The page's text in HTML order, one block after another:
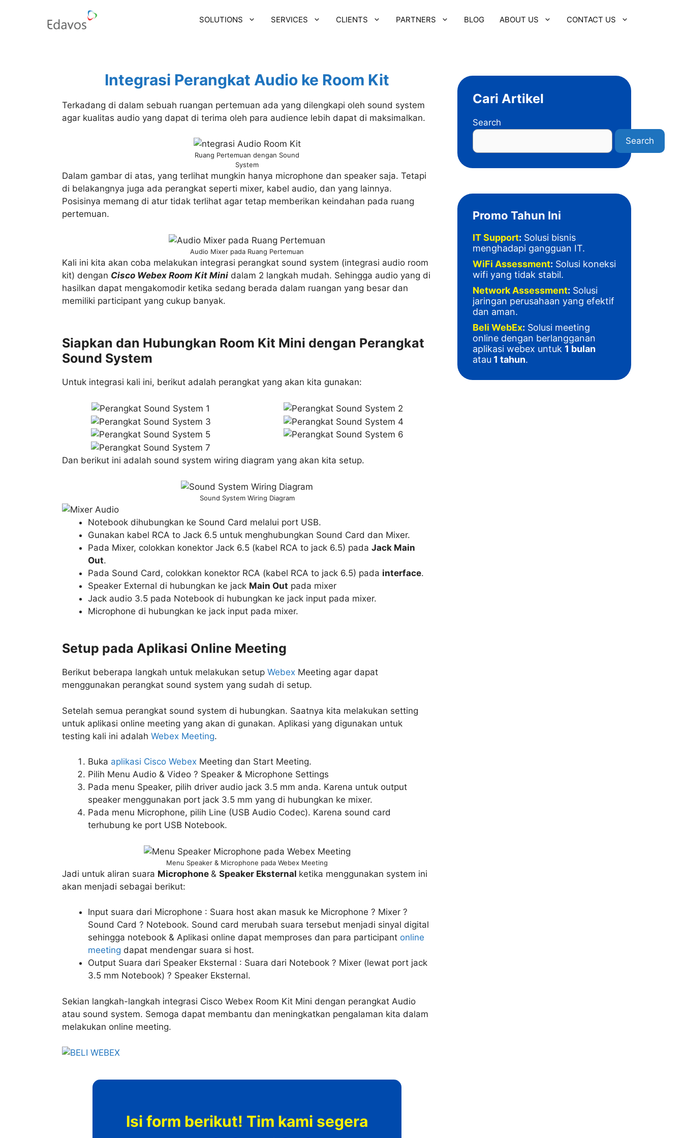
SOLUTIONS SERVICES CLIENTS PARTNERS BLOG ABOUT US CONTACT US
Integrasi Perangkat Audio ke Room Kit
Terkadang di dalam sebuah ruangan pertemuan ada yang dilengkapi oleh sound system
agar kualitas audio yang dapat di terima oleh para audience lebih dapat di maksimalkan.
Ruang Pertemuan dengan Sound
System
Dalam gambar di atas, yang terlihat mungkin hanya microphone dan speaker saja. Tetapi
di belakangnya juga ada perangkat seperti mixer, kabel audio, dan yang lainnya.
Posisinya memang di atur tidak terlihat agar tetap memberikan keindahan pada ruang
pertemuan.
Audio Mixer pada Ruang Pertemuan
Kali ini kita akan coba melakukan integrasi perangkat sound system (integrasi audio room
kit) dengan Cisco Webex Room Kit Mini dalam 2 langkah mudah. Sehingga audio yang di
hasilkan dapat mengakomodir ketika sedang berada dalam ruangan yang besar dan
memiliki participant yang cukup banyak.
Siapkan dan Hubungkan Room Kit Mini dengan Perangkat
Sound System
Untuk integrasi kali ini, berikut adalah perangkat yang akan kita gunakan:
Dan berikut ini adalah sound system wiring diagram yang akan kita setup.
Sound System Wiring Diagram
Notebook dihubungkan ke Sound Card melalui port USB.
Gunakan kabel RCA to Jack 6.5 untuk menghubungkan Sound Card dan Mixer.
Pada Mixer, colokkan konektor Jack 6.5 (kabel RCA to jack 6.5) pada Jack Main
Out.
Pada Sound Card, colokkan konektor RCA (kabel RCA to jack 6.5) pada interface.
Speaker External di hubungkan ke jack Main Out pada mixer
Jack audio 3.5 pada Notebook di hubungkan ke jack input pada mixer.
Microphone di hubungkan ke jack input pada mixer.
Setup pada Aplikasi Online Meeting
Berikut beberapa langkah untuk melakukan setup Webex Meeting agar dapat
menggunakan perangkat sound system yang sudah di setup.
Setelah semua perangkat sound system di hubungkan. Saatnya kita melakukan setting
untuk aplikasi online meeting yang akan di gunakan. Aplikasi yang digunakan untuk
testing kali ini adalah Webex Meeting.
Buka aplikasi Cisco Webex Meeting dan Start Meeting.
Pilih Menu Audio & Video ? Speaker & Microphone Settings
Pada menu Speaker, pilih driver audio jack 3.5 mm anda. Karena untuk output
speaker menggunakan port jack 3.5 mm yang di hubungkan ke mixer.
Pada menu Microphone, pilih Line (USB Audio Codec). Karena sound card
terhubung ke port USB Notebook.
Menu Speaker & Microphone pada Webex Meeting
Jadi untuk aliran suara Microphone & Speaker Eksternal ketika menggunakan system ini
akan menjadi sebagai berikut:
Input suara dari Microphone : Suara host akan masuk ke Microphone ? Mixer ?
Sound Card ? Notebook. Sound card merubah suara tersebut menjadi sinyal digital
sehingga notebook & Aplikasi online dapat memproses dan para participant online
meeting dapat mendengar suara si host.
Output Suara dari Speaker Eksternal : Suara dari Notebook ? Mixer (lewat port jack
3.5 mm Notebook) ? Speaker Eksternal.
Sekian langkah-langkah integrasi Cisco Webex Room Kit Mini dengan perangkat Audio
atau sound system. Semoga dapat membantu dan meningkatkan pengalaman kita dalam
melakukan online meeting.
Isi form berikut! Tim kami segera
Cari Artikel
Search
Search
Promo Tahun Ini
IT Support: Solusi bisnis
menghadapi gangguan IT.
WiFi Assessment: Solusi koneksi
wifi yang tidak stabil.
Network Assessment: Solusi
jaringan perusahaan yang efektif
dan aman.
Beli WebEx: Solusi meeting
online dengan berlangganan
aplikasi webex untuk 1 bulan
atau 1 tahun.